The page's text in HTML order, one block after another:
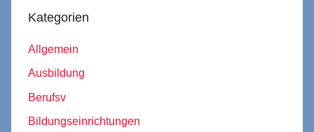
Kategorien
Allgemein
Ausbildung
Berufsv
Bildungseinrichtungen